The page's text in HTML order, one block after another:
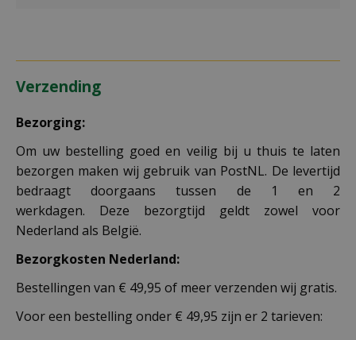
Verzending
Bezorging:
Om uw bestelling goed en veilig bij u thuis te laten
bezorgen maken wij gebruik van PostNL. De levertijd
bedraagt doorgaans tussen de 1 en 2
werkdagen. Deze bezorgtijd geldt zowel voor
Nederland als België.
Bezorgkosten Nederland:
Bestellingen van € 49,95 of meer verzenden wij gratis.
Voor een bestelling onder € 49,95 zijn er 2 tarieven: